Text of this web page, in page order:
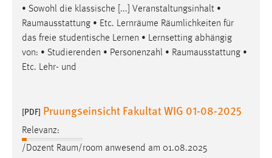
• Sowohl die klassische [...] Veranstaltungsinhalt •
Raumausstattung • Etc. Lernräume Räumlichkeiten für
das freie studentische Lernen • Lernsetting abhängig
von: • Studierenden • Personenzahl • Raumausstattung •
Etc. Lehr- und
[PDF] Pruungseinsicht Fakultat WIG 01-08-2025
Relevanz:
/Dozent Raum/room anwesend am 01.08.2025